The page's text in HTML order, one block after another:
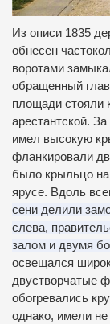
Из описи 1835
обнесен
воротами
обращенный
площади стояли
арестантской. За
имел высокую
фланкировали
было крыльцо
ярусе. Вдоль
сени делили
слева,
залом и двумя
освещался
двустворчатые
обогревались
однако, имели